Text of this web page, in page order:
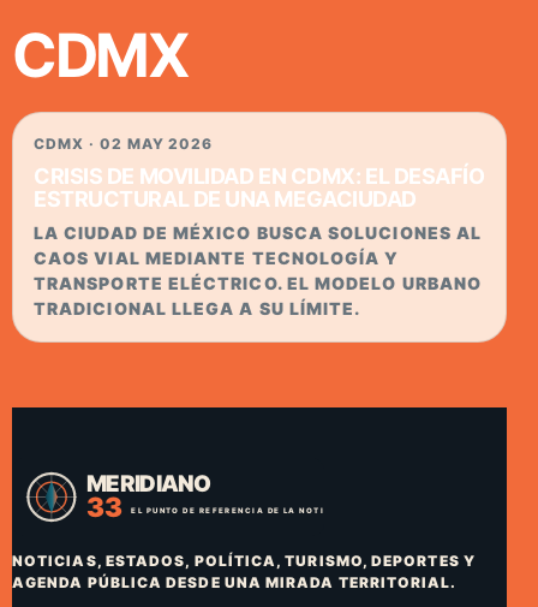
CDMX
CDMX · 02 MAY 2026
CRISIS DE MOVILIDAD EN CDMX: EL DESAFÍO
ESTRUCTURAL DE UNA MEGACIUDAD
LA CIUDAD DE MÉXICO BUSCA SOLUCIONES AL
CAOS VIAL MEDIANTE TECNOLOGÍA Y
TRANSPORTE ELÉCTRICO. EL MODELO URBANO
TRADICIONAL LLEGA A SU LÍMITE.
NOTICIAS, ESTADOS, POLÍTICA, TURISMO, DEPORTES Y
AGENDA PÚBLICA DESDE UNA MIRADA TERRITORIAL.